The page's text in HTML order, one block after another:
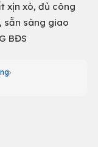
xịn xò, đủ công
sẵn sàng giao
BĐS